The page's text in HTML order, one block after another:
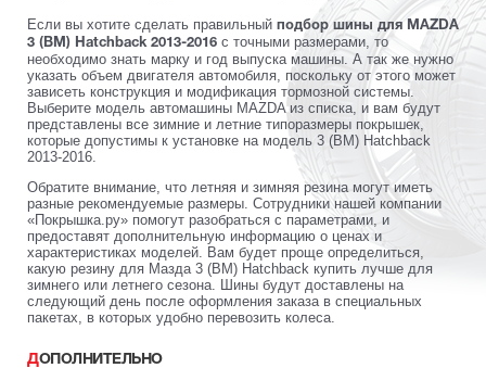
Если вы хотите сделать правильный подбор шины для MAZDA
3 (BM) Hatchback 2013-2016 с точными размерами, то
необходимо знать марку и год выпуска машины. А так же нужно
указать объем двигателя автомобиля, поскольку от этого может
зависеть конструкция и модификация тормозной системы.
Выберите модель автомашины MAZDA из списка, и вам будут
представлены все зимние и летние типоразмеры покрышек,
которые допустимы к установке на модель 3 (BM) Hatchback
2013-2016.
Обратите внимание, что летняя и зимняя резина могут иметь
разные рекомендуемые размеры. Сотрудники нашей компании
«Покрышка.ру» помогут разобраться с параметрами, и
предоставят дополнительную информацию о ценах и
характеристиках моделей. Вам будет проще определиться,
какую резину для Мазда 3 (BM) Hatchback купить лучше для
зимнего или летнего сезона. Шины будут доставлены на
следующий день после оформления заказа в специальных
пакетах, в которых удобно перевозить колеса.
ДОПОЛНИТЕЛЬНО